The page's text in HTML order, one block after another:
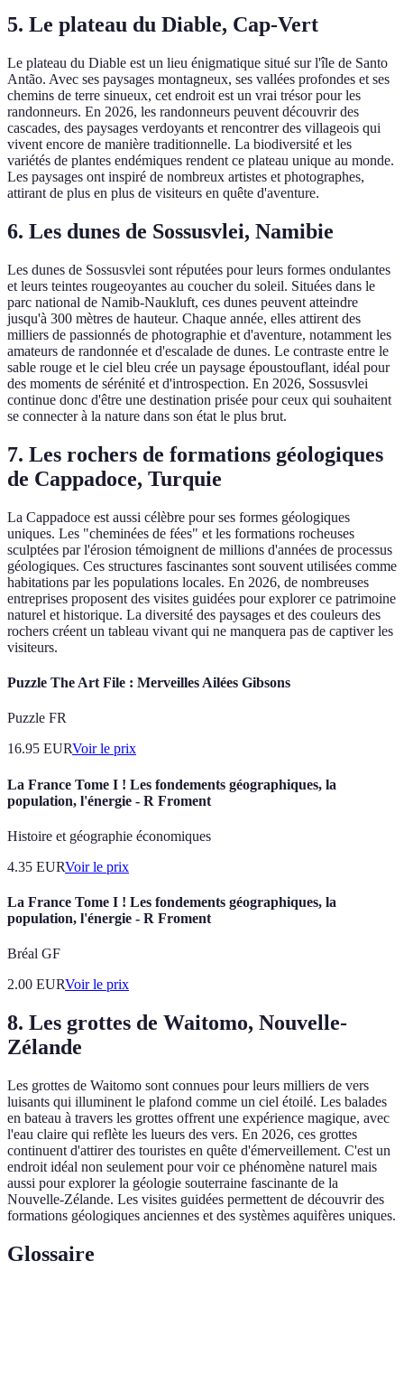
5. Le plateau du Diable, Cap-Vert
Le plateau du Diable est un lieu énigmatique situé sur l'île de Santo
Antão. Avec ses paysages montagneux, ses vallées profondes et ses
chemins de terre sinueux, cet endroit est un vrai trésor pour les
randonneurs. En 2026, les randonneurs peuvent découvrir des
cascades, des paysages verdoyants et rencontrer des villageois qui
vivent encore de manière traditionnelle. La biodiversité et les
variétés de plantes endémiques rendent ce plateau unique au monde.
Les paysages ont inspiré de nombreux artistes et photographes,
attirant de plus en plus de visiteurs en quête d'aventure.
6. Les dunes de Sossusvlei, Namibie
Les dunes de Sossusvlei sont réputées pour leurs formes ondulantes
et leurs teintes rougeoyantes au coucher du soleil. Situées dans le
parc national de Namib-Naukluft, ces dunes peuvent atteindre
jusqu'à 300 mètres de hauteur. Chaque année, elles attirent des
milliers de passionnés de photographie et d'aventure, notamment les
amateurs de randonnée et d'escalade de dunes. Le contraste entre le
sable rouge et le ciel bleu crée un paysage époustouflant, idéal pour
des moments de sérénité et d'introspection. En 2026, Sossusvlei
continue donc d'être une destination prisée pour ceux qui souhaitent
se connecter à la nature dans son état le plus brut.
7. Les rochers de formations géologiques
de Cappadoce, Turquie
La Cappadoce est aussi célèbre pour ses formes géologiques
uniques. Les "cheminées de fées" et les formations rocheuses
sculptées par l'érosion témoignent de millions d'années de processus
géologiques. Ces structures fascinantes sont souvent utilisées comme
habitations par les populations locales. En 2026, de nombreuses
entreprises proposent des visites guidées pour explorer ce patrimoine
naturel et historique. La diversité des paysages et des couleurs des
rochers créent un tableau vivant qui ne manquera pas de captiver les
visiteurs.
Puzzle The Art File : Merveilles Ailées Gibsons
Puzzle FR
16.95 EURVoir le prix
La France Tome I ! Les fondements géographiques, la
population, l'énergie - R Froment
Histoire et géographie économiques
4.35 EURVoir le prix
La France Tome I ! Les fondements géographiques, la
population, l'énergie - R Froment
Bréal GF
2.00 EURVoir le prix
8. Les grottes de Waitomo, Nouvelle-
Zélande
Les grottes de Waitomo sont connues pour leurs milliers de vers
luisants qui illuminent le plafond comme un ciel étoilé. Les balades
en bateau à travers les grottes offrent une expérience magique, avec
l'eau claire qui reflète les lueurs des vers. En 2026, ces grottes
continuent d'attirer des touristes en quête d'émerveillement. C'est un
endroit idéal non seulement pour voir ce phénomène naturel mais
aussi pour explorer la géologie souterraine fascinante de la
Nouvelle-Zélande. Les visites guidées permettent de découvrir des
formations géologiques anciennes et des systèmes aquifères uniques.
Glossaire